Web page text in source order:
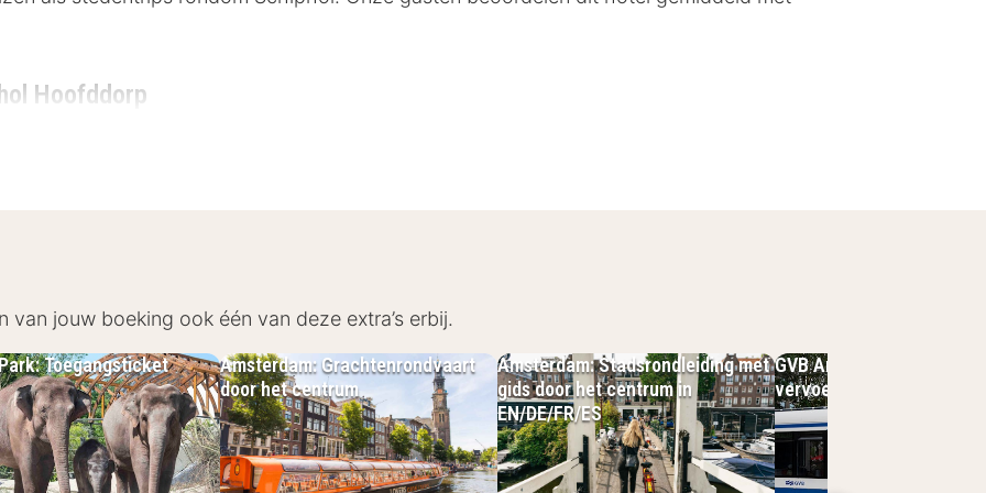
Hoofddorp
op een gunstige locatie in Hoofddorp, vlakbij Schiphol en goed verbonden met
Hoofddorp
diverse faciliteiten om je verblijf zo prettig mogelijk te maken:
jouw boeking ook één van deze extra’s erbij.
Toegangsticket
Amsterdam: Grachtenrondvaart
door het centrum
Amsterdam: Stadsrondleiding met
gids door het centrum in
EN/DE/FR/ES
GVB Amsterdam: 1-dag
vervoer per tram, bus en